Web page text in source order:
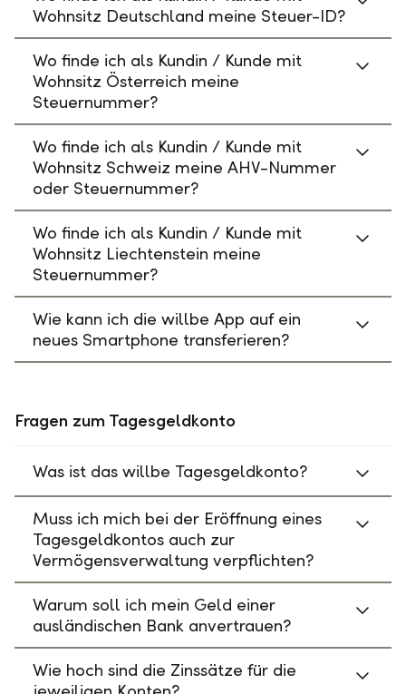
Wohnsitz Deutschland meine Steuer-ID?
Wo finde ich als Kundin / Kunde mit
Wohnsitz Österreich meine
Steuernummer?
Wo finde ich als Kundin / Kunde mit
Wohnsitz Schweiz meine AHV-Nummer
oder Steuernummer?
Wo finde ich als Kundin / Kunde mit
Wohnsitz Liechtenstein meine
Steuernummer?
Wie kann ich die willbe App auf ein
neues Smartphone transferieren?
Fragen zum Tagesgeldkonto
Was ist das willbe Tagesgeldkonto?
Muss ich mich bei der Eröffnung eines
Tagesgeldkontos auch zur
Vermögensverwaltung verpflichten?
Warum soll ich mein Geld einer
ausländischen Bank anvertrauen?
Wie hoch sind die Zinssätze für die